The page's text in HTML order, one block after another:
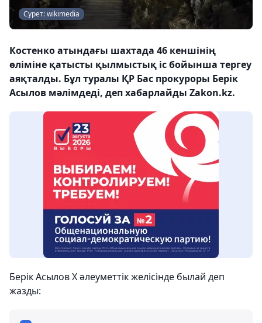
Сурет: wikimedia
Костенко атындағы шахтада 46 кеншінің
өліміне қатысты қылмыстық іс бойынша тергеу
аяқталды. Бұл туралы ҚР Бас прокуроры Берік
Асылов мәлімдеді, деп хабарлайды Zakon.kz.
Берік Асылов X әлеуметтік желісінде былай деп
жазды: